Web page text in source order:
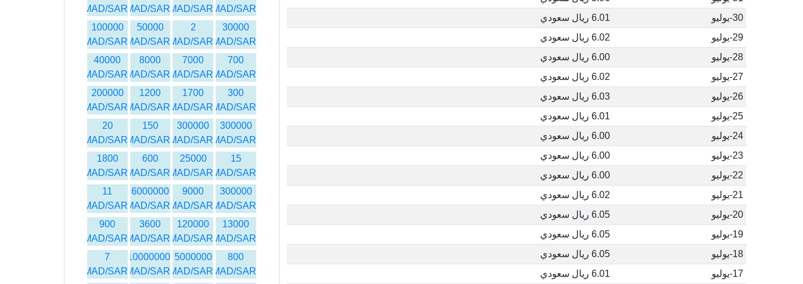
30-يوليو
6.01 ريال سعودي
29-يوليو
6.02 ريال سعودي
28-يوليو
6.00 ريال سعودي
27-يوليو
6.02 ريال سعودي
26-يوليو
6.03 ريال سعودي
25-يوليو
6.01 ريال سعودي
24-يوليو
6.00 ريال سعودي
23-يوليو
6.00 ريال سعودي
22-يوليو
6.00 ريال سعودي
21-يوليو
6.02 ريال سعودي
20-يوليو
6.05 ريال سعودي
19-يوليو
6.05 ريال سعودي
18-يوليو
6.05 ريال سعودي
17-يوليو
6.01 ريال سعودي
MAD/SAR
MAD/SAR
MAD/SAR
MAD/SAR
30000
MAD/SAR
2
MAD/SAR
50000
MAD/SAR
100000
MAD/SAR
700
MAD/SAR
7000
MAD/SAR
8000
MAD/SAR
40000
MAD/SAR
300
MAD/SAR
1700
MAD/SAR
1200
MAD/SAR
200000
MAD/SAR
300000
MAD/SAR
300000
MAD/SAR
150
MAD/SAR
20
MAD/SAR
15
MAD/SAR
25000
MAD/SAR
600
MAD/SAR
1800
MAD/SAR
300000
MAD/SAR
9000
MAD/SAR
6000000
MAD/SAR
11
MAD/SAR
13000
MAD/SAR
120000
MAD/SAR
3600
MAD/SAR
900
MAD/SAR
800
MAD/SAR
5000000
MAD/SAR
10000000
MAD/SAR
7
MAD/SAR